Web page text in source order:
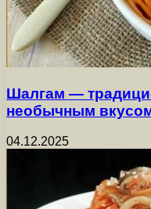
Шалгам —
необычным
04.12.2025